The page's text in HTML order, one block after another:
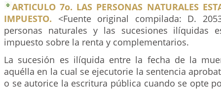
ARTICULO 7o. LAS PERSONAS NATURALES
IMPUESTO. <Fuente original compilada: D.
personas naturales y las sucesiones ilíquidas
impuesto sobre la renta y complementarios.
La sucesión es ilíquida entre la fecha de la
aquélla en la cual se ejecutorie la sentencia
o se autorice la escritura pública cuando se opte